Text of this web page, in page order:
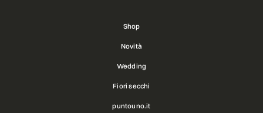
Shop
Novità
Wedding
Fiori secchi
puntouno.it